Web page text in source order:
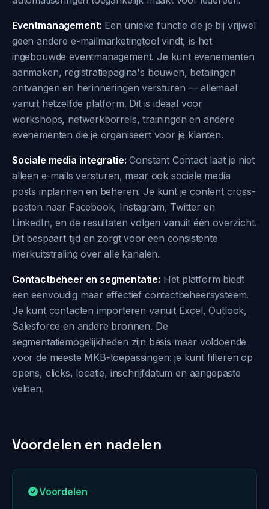
Eventmanagement: Een unieke functie die je bij vrijwel
geen andere e-mailmarketingtool vindt, is het
ingebouwde eventmanagement. Je kunt evenementen
aanmaken, registratiepagina's bouwen, betalingen
ontvangen en herinneringen versturen — allemaal
vanuit hetzelfde platform. Dit is ideaal voor
workshops, netwerkborrels, trainingen en andere
evenementen die je organiseert voor je klanten.
Sociale media integratie: Constant Contact laat je niet
alleen e-mails versturen, maar ook sociale media
posts inplannen en beheren. Je kunt je content cross-
posten naar Facebook, Instagram, Twitter en
LinkedIn, en de resultaten volgen vanuit één overzicht.
Dit bespaart tijd en zorgt voor een consistente
merkuitstraling over alle kanalen.
Contactbeheer en segmentatie: Het platform biedt
een eenvoudig maar effectief contactbeheersysteem.
Je kunt contacten importeren vanuit Excel, Outlook,
Salesforce en andere bronnen. De
segmentatiemogelijkheden zijn basis maar voldoende
voor de meeste MKB-toepassingen: je kunt filteren op
opens, clicks, locatie, inschrijfdatum en aangepaste
velden.
Voordelen en nadelen
Voordelen